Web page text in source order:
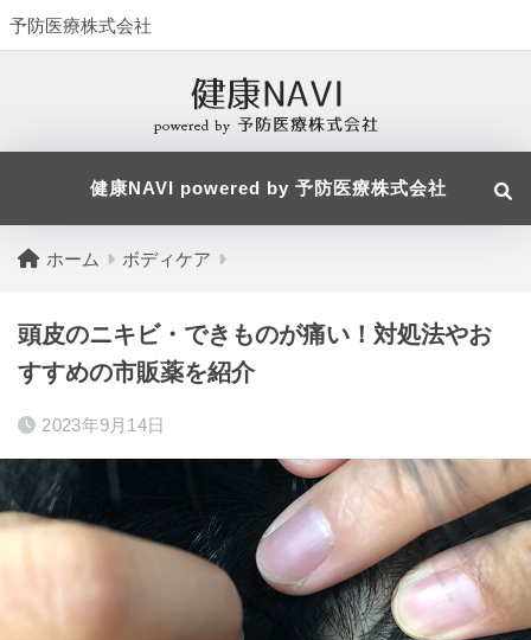
予防医療株式会社
健康NAVI powered by 予防医療株式会社
ホーム ボディケア
頭皮のニキビ・できものが痛い！対処法やお
すすめの市販薬を紹介
2023年9月14日